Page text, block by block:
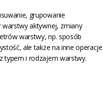
grupowanie
warstwy aktywnej, zmiany
warstwy, np. sposób
ale także na inne operacje
typem i rodzajem warstwy.